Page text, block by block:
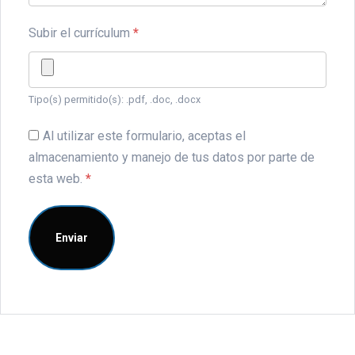
Subir el currículum *
Tipo(s) permitido(s): .pdf, .doc, .docx
Al utilizar este formulario, aceptas el
almacenamiento y manejo de tus datos por parte de
esta web. *